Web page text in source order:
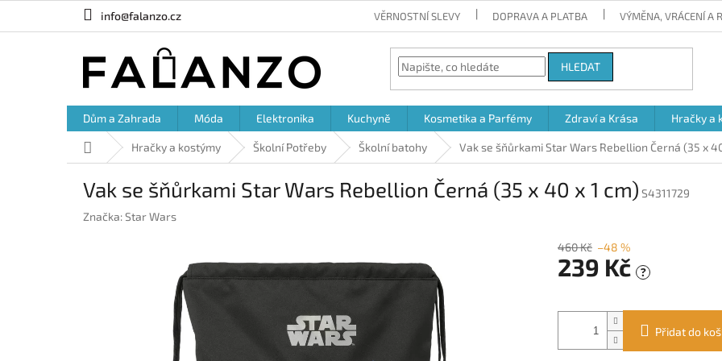
info@falanzo.cz VĚRNOSTNÍ SLEVY DOPRAVA A PLATBA VÝMĚNA, VRÁCENÍ A
HLEDAT
Dům a Zahrada Móda Elektronika Kuchyně Kosmetika a Parfémy Zdraví a Krása Hračky a
Domů Hračky a kostýmy Školní Potřeby Školní batohy Vak se šňůrkami Star Wars Rebellion Černá (35 x
Vak se šňůrkami Star Wars Rebellion Černá (35 x 40 x 1 cm) S4311729
Značka:Star Wars
460 Kč –48 %
239 Kč ?
cena:
Přidat do